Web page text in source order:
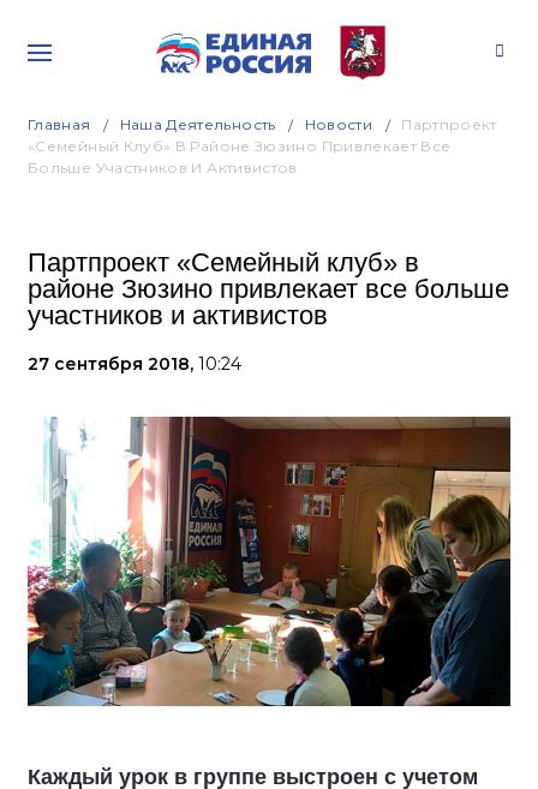
Главная Наша Деятельность Новости
Партпроект
«Семейный Клуб» В Районе Зюзино Привлекает Все
Больше Участников И Активистов
Партпроект «Семейный клуб» в
районе Зюзино привлекает все больше
участников и активистов
27 сентября 2018, 10:24
Каждый урок в группе выстроен с учетом